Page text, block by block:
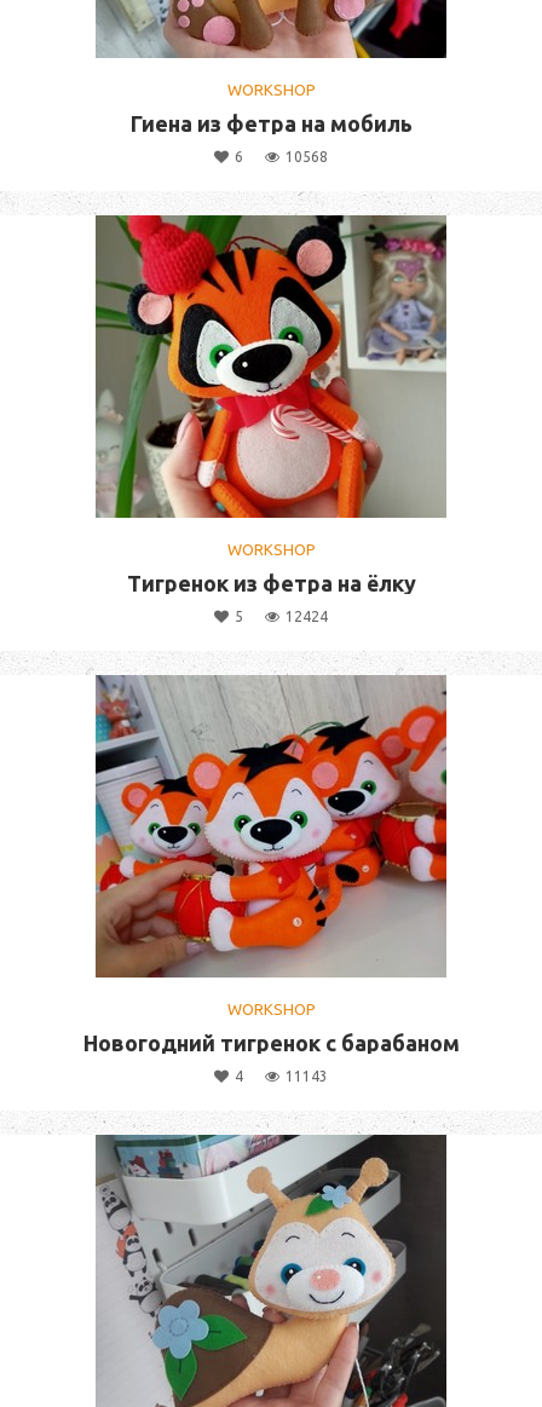
WORKSHOP
Гиена из фетра на мобиль
6 10568
WORKSHOP
Тигренок из фетра на ёлку
5 12424
WORKSHOP
Новогодний тигренок с барабаном
4 11143